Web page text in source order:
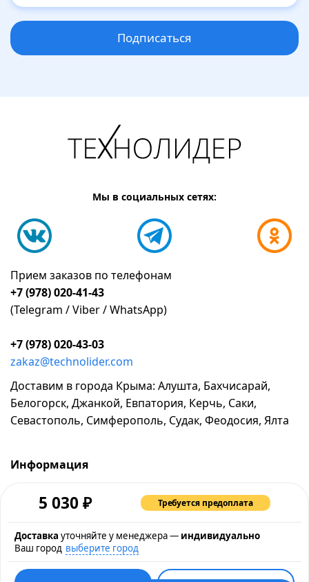
5 030₽ Требуется предоплата
Доставка уточняйте у менеджера — индивидуально
Ваш город выберите город
Подписаться
Мы в социальных сетях:
Прием заказов по телефонам
+7 (978) 020-41-43
(Telegram / Viber / WhatsApp)
+7 (978) 020-43-03
zakaz@technolider.com
Доставим в города Крыма: Алушта, Бахчисарай,
Белогорск, Джанкой, Евпатория, Керчь, Саки,
Севастополь, Симферополь, Судак, Феодосия, Ялта
Информация
о компании
промокоды и акции
рассрочка и кредит
контакты